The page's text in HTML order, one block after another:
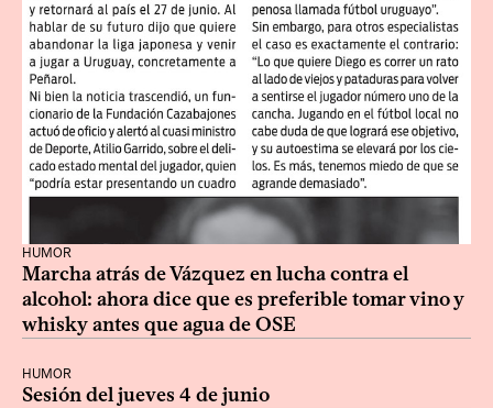
HUMOR
Marcha atrás de Vázquez en lucha contra el
alcohol: ahora dice que es preferible tomar vino y
whisky antes que agua de OSE
HUMOR
Sesión del jueves 4 de junio